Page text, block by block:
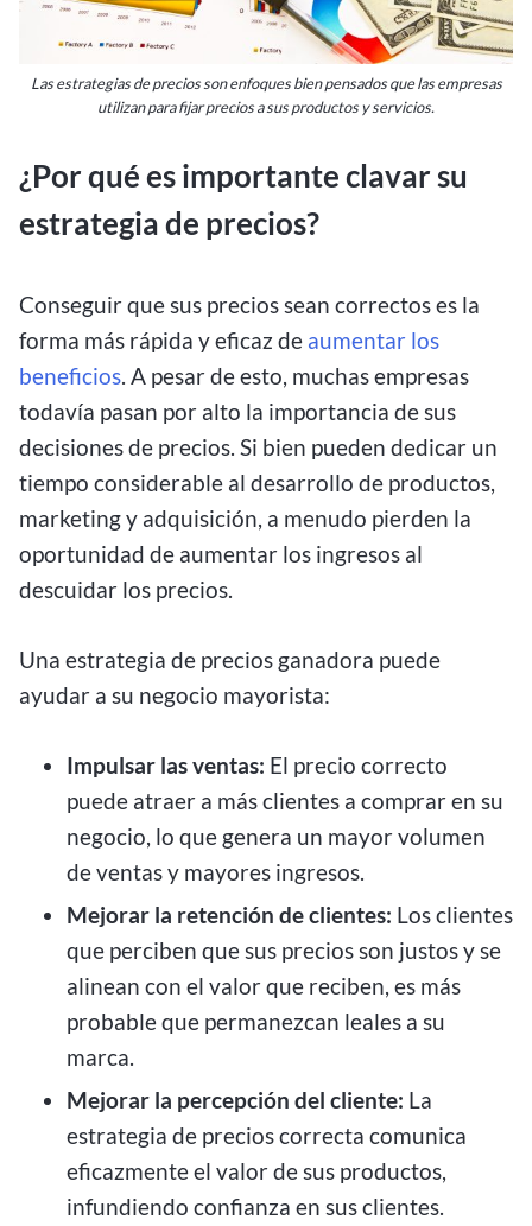
Las estrategias de precios son enfoques bien pensados que las empresas
utilizan para fijar precios a sus productos y servicios.
¿Por qué es importante clavar su
estrategia de precios?
Conseguir que sus precios sean correctos es la
forma más rápida y eficaz de aumentar los
beneficios. A pesar de esto, muchas empresas
todavía pasan por alto la importancia de sus
decisiones de precios. Si bien pueden dedicar un
tiempo considerable al desarrollo de productos,
marketing y adquisición, a menudo pierden la
oportunidad de aumentar los ingresos al
descuidar los precios.
Una estrategia de precios ganadora puede
ayudar a su negocio mayorista:
Impulsar las ventas: El precio correcto
puede atraer a más clientes a comprar en su
negocio, lo que genera un mayor volumen
de ventas y mayores ingresos.
Mejorar la retención de clientes: Los clientes
que perciben que sus precios son justos y se
alinean con el valor que reciben, es más
probable que permanezcan leales a su
marca.
Mejorar la percepción del cliente: La
estrategia de precios correcta comunica
eficazmente el valor de sus productos,
infundiendo confianza en sus clientes.